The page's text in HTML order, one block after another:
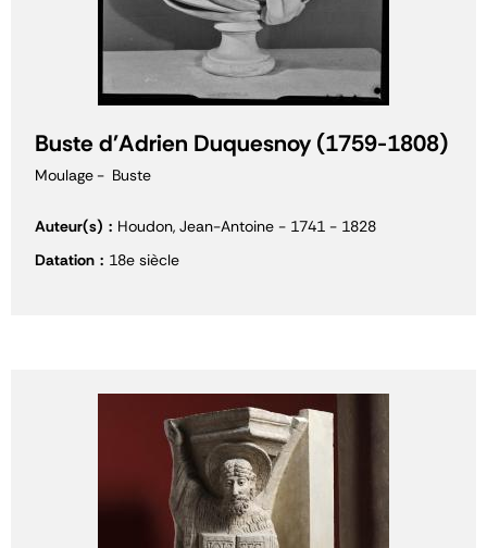
Buste d'Adrien Duquesnoy (1759-1808)
Moulage Buste
Auteur(s)
Houdon, Jean-Antoine - 1741 - 1828
Datation
18e siècle